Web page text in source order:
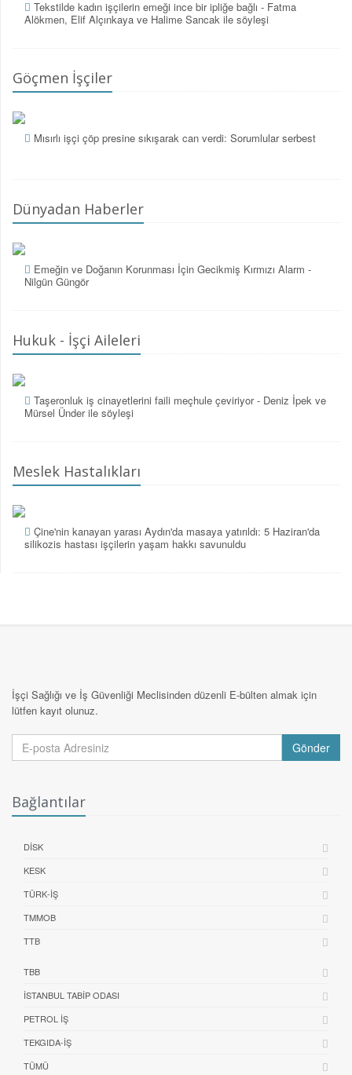
Tekstilde kadın işçilerin emeği ince bir ipliğe bağlı - Fatma
Alökmen, Elif Alçınkaya ve Halime Sancak ile söyleşi
Göçmen İşçiler
Mısırlı işçi çöp presine sıkışarak can verdi: Sorumlular serbest
Dünyadan Haberler
Emeğin ve Doğanın Korunması İçin Gecikmiş Kırmızı Alarm -
Nilgün Güngör
Hukuk - İşçi Aileleri
Taşeronluk iş cinayetlerini faili meçhule çeviriyor - Deniz İpek ve
Mürsel Ünder ile söyleşi
Meslek Hastalıkları
Çine'nin kanayan yarası Aydın'da masaya yatırıldı: 5 Haziran'da
silikozis hastası işçilerin yaşam hakkı savunuldu
İşçi Sağlığı ve İş Güvenliği Meclisinden düzenli E-bülten almak için
lütfen kayıt olunuz.
Gönder
Bağlantılar
DİSK
KESK
TÜRK-İŞ
TMMOB
TTB
TBB
İSTANBUL TABIP ODASI
PETROL İŞ
TEKGIDA-İŞ
TÜMÜ